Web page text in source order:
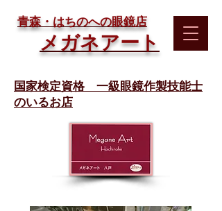
​青森・はちのへの眼鏡店
メガネアート
国家検定資格 一級眼鏡作製技能士
のいるお店